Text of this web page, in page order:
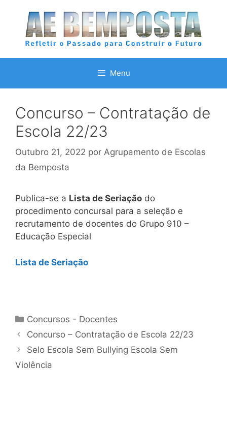
conteúdo
Menu
Concurso – Contratação de
Escola 22/23
Outubro 21, 2022 por Agrupamento de Escolas
da Bemposta
Publica-se a Lista de Seriação do
procedimento concursal para a seleção e
recrutamento de docentes do Grupo 910 –
Educação Especial
Lista de Seriação
Categorias
Concursos - Docentes
Concurso – Contratação de Escola 22/23
Selo Escola Sem Bullying Escola Sem
Violência